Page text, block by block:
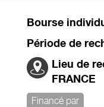
Bourse
Période de
Lieu de
FRANCE
Financé par